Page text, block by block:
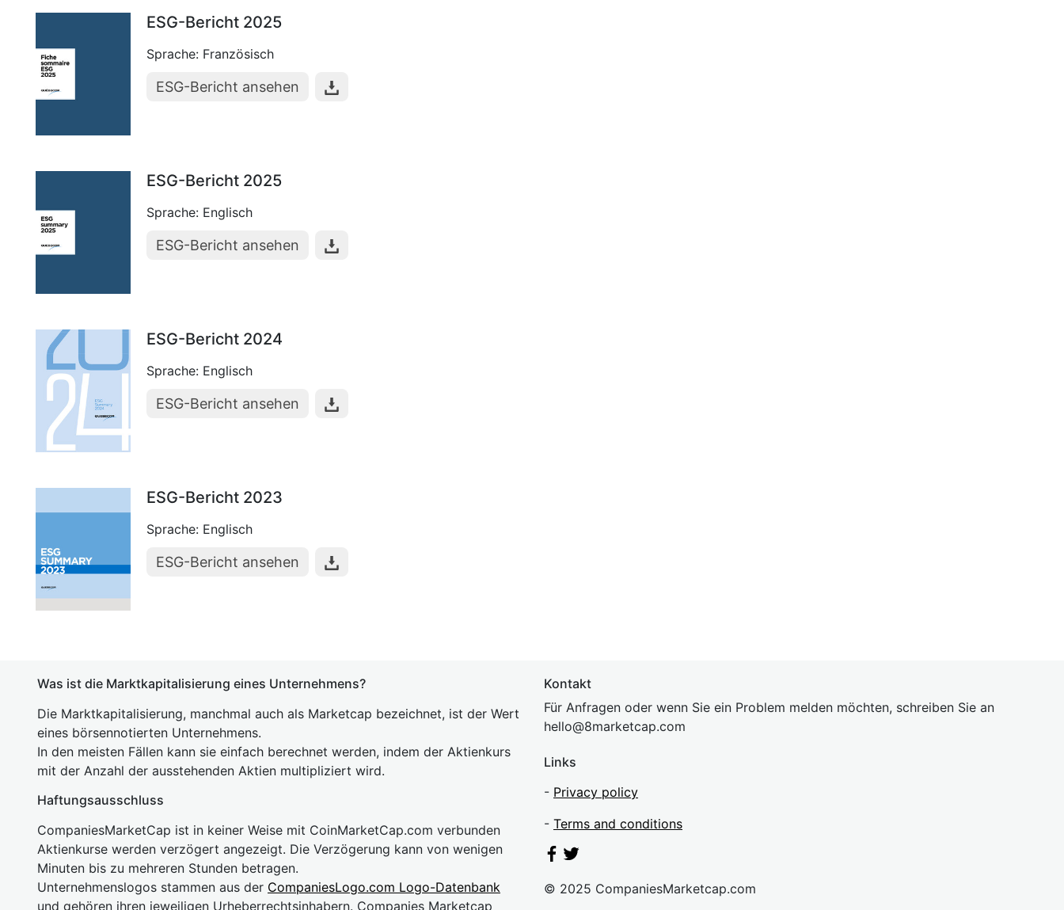
ESG-Bericht 2025
Sprache: Französisch
ESG-Bericht ansehen
ESG-Bericht 2025
Sprache: Englisch
ESG-Bericht ansehen
ESG-Bericht 2024
Sprache: Englisch
ESG-Bericht ansehen
ESG-Bericht 2023
Sprache: Englisch
ESG-Bericht ansehen
Was ist die Marktkapitalisierung eines Unternehmens?
Die Marktkapitalisierung, manchmal auch als Marketcap bezeichnet, ist der Wert
eines börsennotierten Unternehmens.
In den meisten Fällen kann sie einfach berechnet werden, indem der Aktienkurs
mit der Anzahl der ausstehenden Aktien multipliziert wird.
Haftungsausschluss
CompaniesMarketCap ist in keiner Weise mit CoinMarketCap.com verbunden
Aktienkurse werden verzögert angezeigt. Die Verzögerung kann von wenigen
Minuten bis zu mehreren Stunden betragen.
Unternehmenslogos stammen aus der CompaniesLogo.com Logo-Datenbank
und gehören ihren jeweiligen Urheberrechtsinhabern. Companies Marketcap
Kontakt
Für Anfragen oder wenn Sie ein Problem melden möchten, schreiben Sie an
hello@8marketcap.com
Links
- Privacy policy
- Terms and conditions
© 2025 CompaniesMarketcap.com